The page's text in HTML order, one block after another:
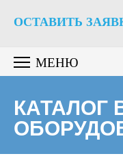
ОСТАВИТЬ
МЕНЮ
КАТАЛОГ